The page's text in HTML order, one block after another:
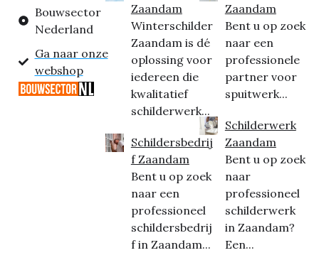
Bouwsector
Nederland
Ga naar onze
webshop
Zaandam
Winterschilder
Zaandam is dé
oplossing voor
iedereen die
kwalitatief
schilderwerk...
Schildersbedrij
f Zaandam
Bent u op zoek
naar een
professioneel
schildersbedrij
f in Zaandam...
Zaandam
Bent u op zoek
naar een
professionele
partner voor
spuitwerk...
Schilderwerk
Zaandam
Bent u op zoek
naar
professioneel
schilderwerk
in Zaandam?
Een...